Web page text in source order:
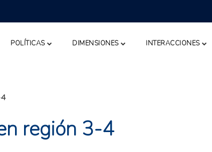
POLÍTICAS DIMENSIONES INTERACCIONES
región 3-4